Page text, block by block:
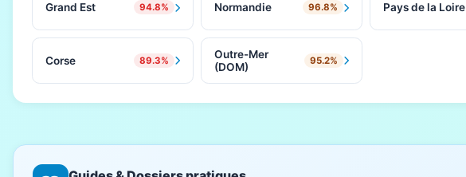
Grand Est 94.8% Normandie 96.8% Pays de la Loire
Corse 89.3%
Outre-Mer
(DOM)
95.2%